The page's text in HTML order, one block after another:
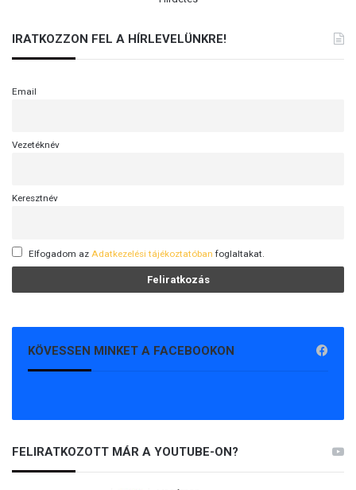
IRATKOZZON FEL A HÍRLEVELÜNKRE!
Email
Vezetéknév
Keresztnév
Elfogadom az Adatkezelési tájékoztatóban foglaltakat.
KÖVESSEN MINKET A FACEBOOKON
FELIRATKOZOTT MÁR A YOUTUBE-ON?